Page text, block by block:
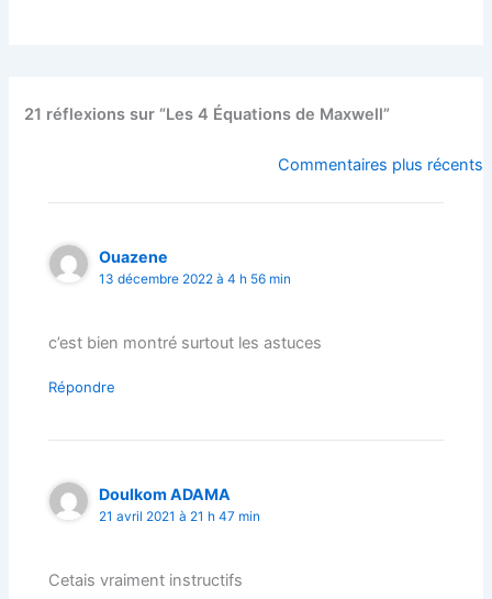
21 réflexions sur “Les 4 Équations de Maxwell”
Commentaires plus récents
Ouazene
13 décembre 2022 à 4 h 56 min
c’est bien montré surtout les astuces
Répondre
Doulkom ADAMA
21 avril 2021 à 21 h 47 min
Cetais vraiment instructifs